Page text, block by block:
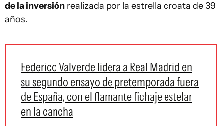
de la inversión realizada por la estrella croata de 39
años.
Federico Valverde lidera a Real Madrid en
su segundo ensayo de pretemporada fuera
de España, con el flamante fichaje estelar
en la cancha